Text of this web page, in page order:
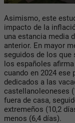
Asimismo, este
impacto de la
una estancia media
anterior. En mayor
seguidos de los que
los españoles
cuando en 2024 ese
dedicados a las
castellanoleoneses
fuera de casa,
extremeños (10,2
menos (6,4 días).